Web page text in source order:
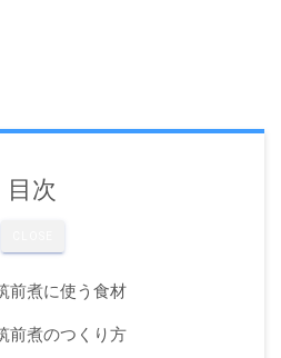
目次
前煮に使う食材
前煮のつくり方